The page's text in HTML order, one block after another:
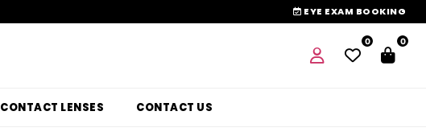
EYE EXAM BOOKING
0 0
CONTACT LENSES CONTACT US